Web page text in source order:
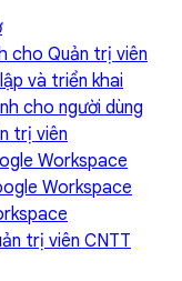
cho Quản trị viên
và triển khai
cho người dùng
trị viên
Workspace
Workspace
trị viên CNTT